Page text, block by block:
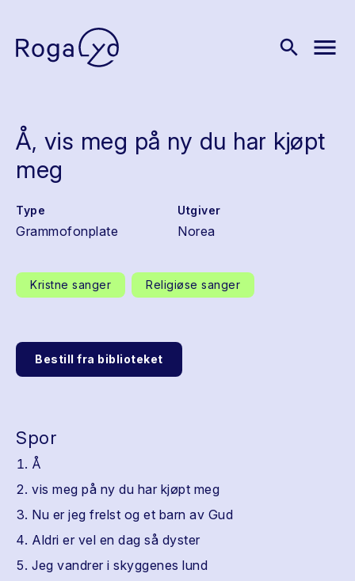
search menu
Å, vis meg på ny du har kjøpt
meg
Type
Grammofonplate
Utgiver
Norea
Kristne sanger Religiøse sanger
Bestill fra biblioteket
Spor
Å
vis meg på ny du har kjøpt meg
Nu er jeg frelst og et barn av Gud
Aldri er vel en dag så dyster
Jeg vandrer i skyggenes lund